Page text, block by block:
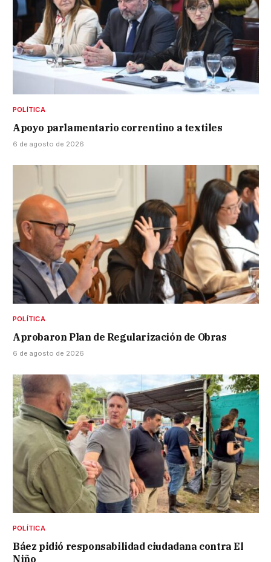
POLÍTICA
Apoyo parlamentario correntino a textiles
6 de agosto de 2026
POLÍTICA
Aprobaron Plan de Regularización de Obras
6 de agosto de 2026
POLÍTICA
Báez pidió responsabilidad ciudadana contra El
Niño